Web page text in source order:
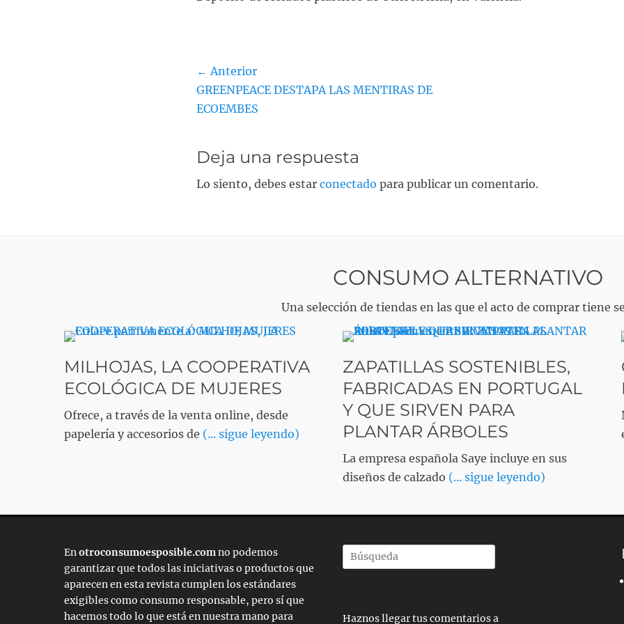
e
lNavegación
de
← Anterior
Entrada
anterior:
GREENPEACE DESTAPA LAS MENTIRAS DE
ECOEMBES
Deja una respuesta
Lo siento, debes estar conectado para publicar un comentario.
CONSUMO ALTERNATIVO
Una selección de tiendas en las que el acto de comprar tiene
MILHOJAS, LA COOPERATIVA
ECOLÓGICA DE MUJERES
Ofrece, a través de la venta online, desde
papelería y accesorios de (... sigue leyendo)
ZAPATILLAS SOSTENIBLES,
FABRICADAS EN PORTUGAL
Y QUE SIRVEN PARA
PLANTAR ÁRBOLES
La empresa española Saye incluye en sus
diseños de calzado (... sigue leyendo)
Enotroconsumoesposible.comno podemos
garantizar que todos las iniciativas o productos que
aparecen en esta revista cumplen los estándares
exigibles como consumo responsable, pero sí que
hacemos todo lo que está en nuestra mano para
Buscar
por:
Haznos llegar tus comentarios a